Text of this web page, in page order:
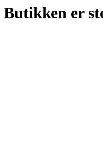
Butikken er